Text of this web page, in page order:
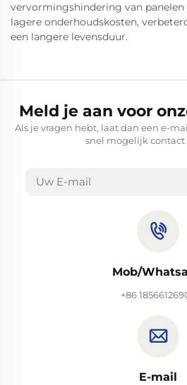
vervormingshindering van
lagere onderhoudskosten,
een langere levensduur.
Meld je aan voor
Als je vragen hebt, laat dan een e-
snel mogelijk contact
Mob/
+86
E-mail